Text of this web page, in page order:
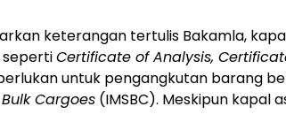
keterangan tertulis Bakamla,
Certificate of Analysis,
untuk pengangkutan barang
Cargoes (IMSBC). Meskipun kapal